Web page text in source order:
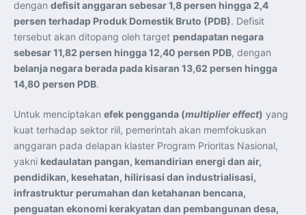
dengan defisit anggaran sebesar 1,8 persen hingga 2,4
persen terhadap Produk Domestik Bruto (PDB). Defisit
tersebut akan ditopang oleh target pendapatan negara
sebesar 11,82 persen hingga 12,40 persen PDB, dengan
belanja negara berada pada kisaran 13,62 persen hingga
14,80 persen PDB.
Untuk menciptakan efek pengganda (multiplier effect) yang
kuat terhadap sektor riil, pemerintah akan memfokuskan
anggaran pada delapan klaster Program Prioritas Nasional,
yakni kedaulatan pangan, kemandirian energi dan air,
pendidikan, kesehatan, hilirisasi dan industrialisasi,
infrastruktur perumahan dan ketahanan bencana,
penguatan ekonomi kerakyatan dan pembangunan desa,